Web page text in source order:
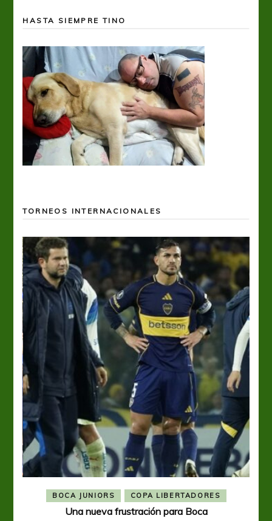
HASTA SIEMPRE TINO
TORNEOS INTERNACIONALES
BOCA JUNIORS COPA LIBERTADORES
Una nueva frustración para Boca